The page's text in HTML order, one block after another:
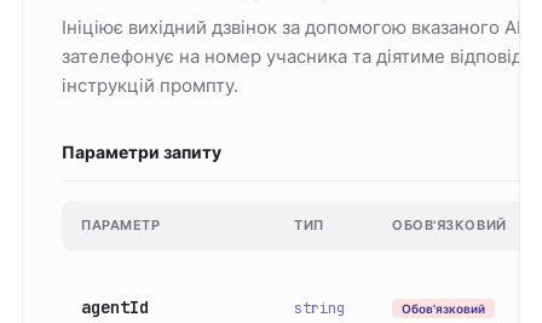
Ініціює вихідний дзвінок за допомогою вказаного AI-
зателефонує на номер учасника та діятиме
інструкцій промпту.
Параметри запиту
ПАРАМЕТР ТИП ОБОВ'ЯЗКОВИЙ
agentId string Обов'язковий